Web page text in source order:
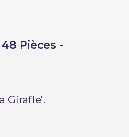
Pièces -
Girafle".